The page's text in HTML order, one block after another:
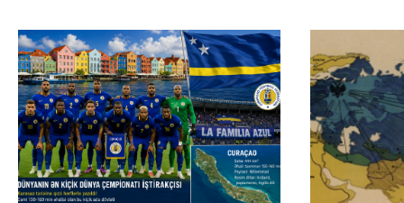
Mətbuat-150
Əlaqə
Missiyamız